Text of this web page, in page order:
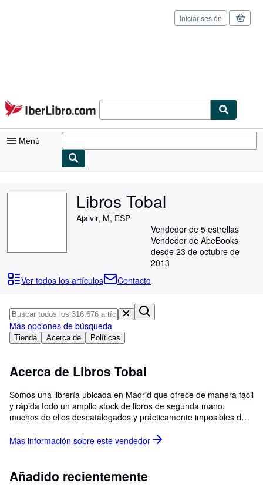
Pasar al contenido principal
IberLibro.com
Iniciar sesión
Menú
Consultar mis pedidos
Libros antiguos
Arte y coleccionismo
Vendedores
Comenzar a vender
Ayuda
CERRAR
Libros Tobal
Ajalvir, M, ESP
Vendedor de 5 estrellas
Vendedor de AbeBooks
desde 23 de octubre de
2013
Ver todos los artículos
Contacto
Tienda Acerca de Políticas
Más opciones de búsqueda
Acerca de Libros Tobal
Somos una librería ubicada en Madrid que ofrece de manera fácil
y rápida todo un amplio stock de libros de segunda mano,
muchos de ellos descatalogados y prácticamente imposibles de
día su inventario y así contribuir dentro y fuera de España a que
penicilina que aumenta y hace feliz la longevidad del lector
asiduo y amoroso. ATENCION: VENTA EXCLUSIVA ONLINE
Más información sobre este vendedor
Añadido recientemente